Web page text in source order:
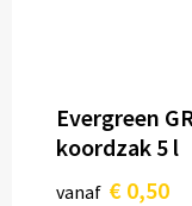
Evergreen
koordzak 5 l
vanaf € 0,50